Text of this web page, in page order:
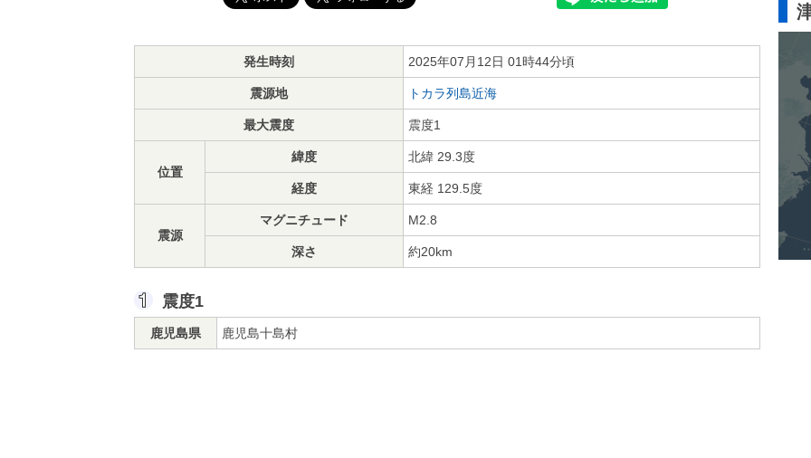
発生時刻 2025年07月12日 01時44分頃
震源地 トカラ列島近海
最大震度 震度1
位置
緯度 北緯 29.3度
経度 東経 129.5度
震源
マグニチュード M2.8
深さ 約20km
震度1
鹿児島県 鹿児島十島村